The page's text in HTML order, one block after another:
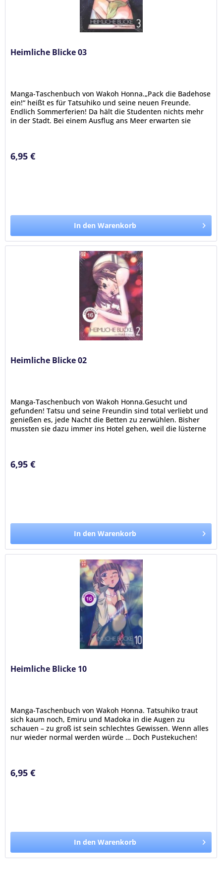
Heimliche Blicke 03
Manga-Taschenbuch von Wakoh Honna.„Pack die Badehose
ein!“ heißt es für Tatsuhiko und seine neuen Freunde.
Endlich Sommerferien! Da hält die Studenten nichts mehr
in der Stadt. Bei einem Ausflug ans Meer erwarten sie
6,95 €
In den Warenkorb
Heimliche Blicke 02
Manga-Taschenbuch von Wakoh Honna.Gesucht und
gefunden! Tatsu und seine Freundin sind total verliebt und
genießen es, jede Nacht die Betten zu zerwühlen. Bisher
mussten sie dazu immer ins Hotel gehen, weil die lüsterne
6,95 €
In den Warenkorb
Heimliche Blicke 10
Manga-Taschenbuch von Wakoh Honna. Tatsuhiko traut
sich kaum noch, Emiru und Madoka in die Augen zu
schauen – zu groß ist sein schlechtes Gewissen. Wenn alles
nur wieder normal werden würde … Doch Pustekuchen!
6,95 €
In den Warenkorb